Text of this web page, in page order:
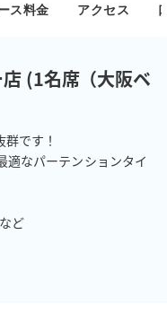
ス料金 アクセス
(1名席（大阪ベ
です！
適なパーテンションタイ
ど